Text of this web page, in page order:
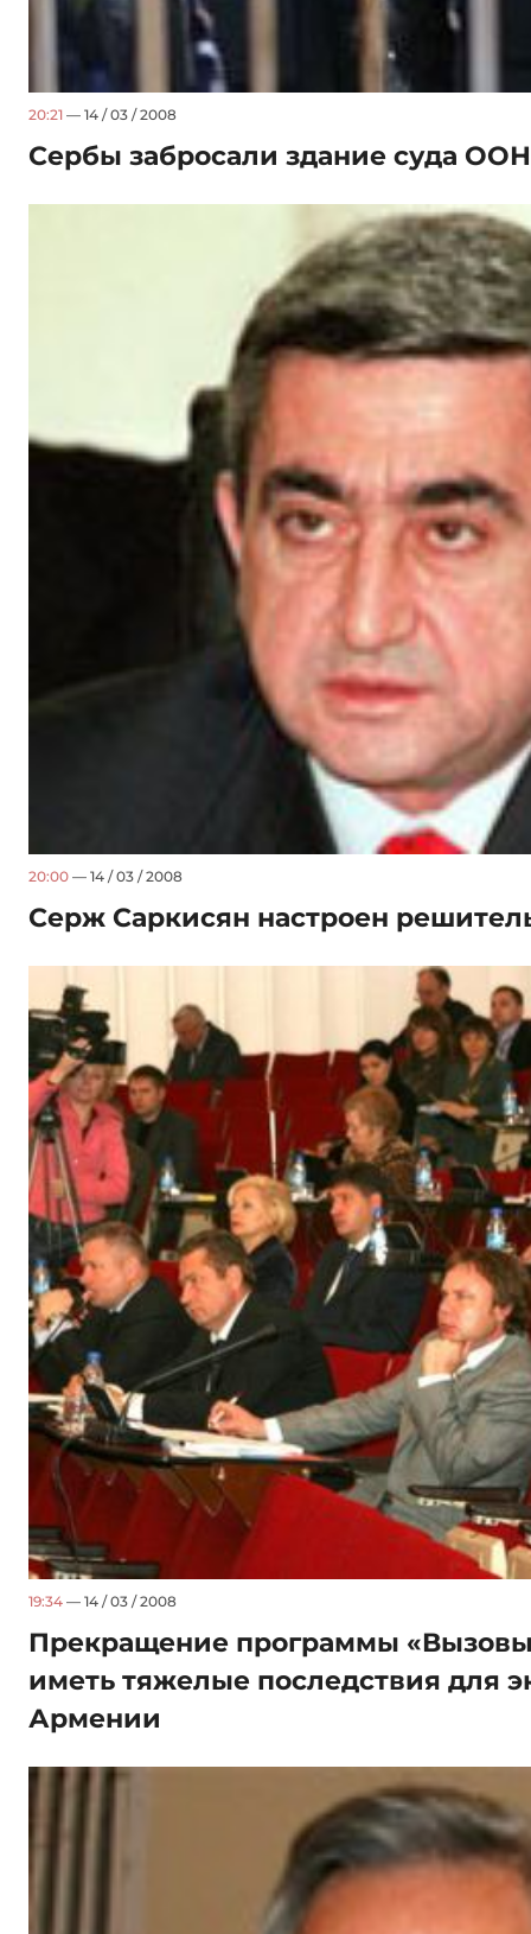
20:21 — 14 / 03 / 2008
Сербы забросали здание суда
20:00 — 14 / 03 / 2008
Серж Саркисян настроен
19:34 — 14 / 03 / 2008
Прекращение программы «Вызовы
иметь тяжелые последствия для
Армении